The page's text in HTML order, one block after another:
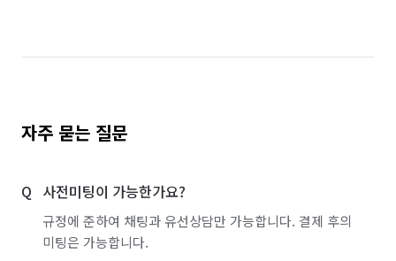
자주 묻는 질문
사전미팅이 가능한가요?
규정에 준하여 채팅과 유선상담만 가능합니다. 결제 후의
미팅은 가능합니다.